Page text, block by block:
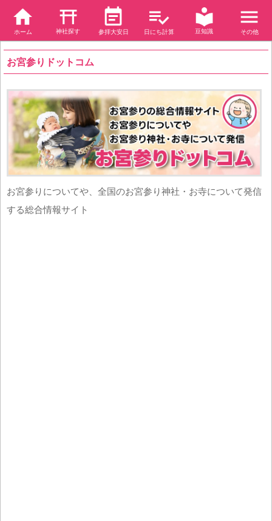
ホーム 神社探す 参拝大安日 日にち計算 豆知識 その他
お宮参りドットコム
お宮参りについてや、全国のお宮参り神社・お寺について発信
する総合情報サイト